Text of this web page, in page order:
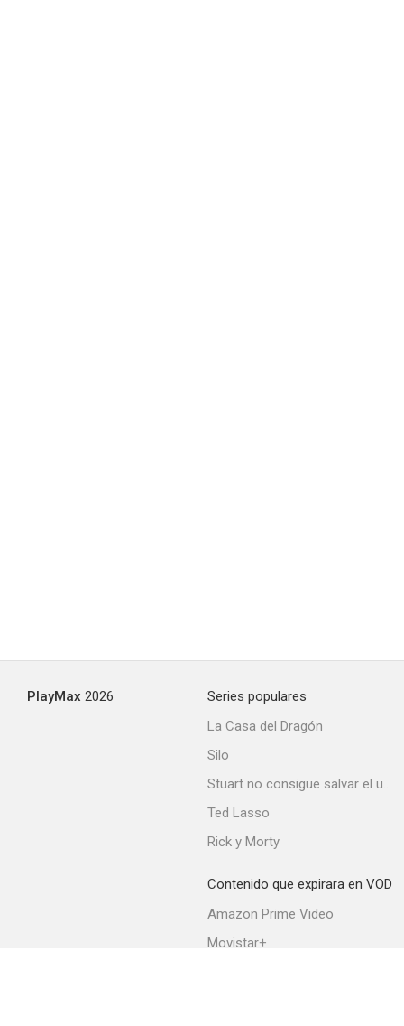
PlayMax 2026
Series populares
La Casa del Dragón
Silo
Stuart no consigue salvar el universo
Ted Lasso
Rick y Morty
Contenido que expirara en VOD
Amazon Prime Video
Movistar+